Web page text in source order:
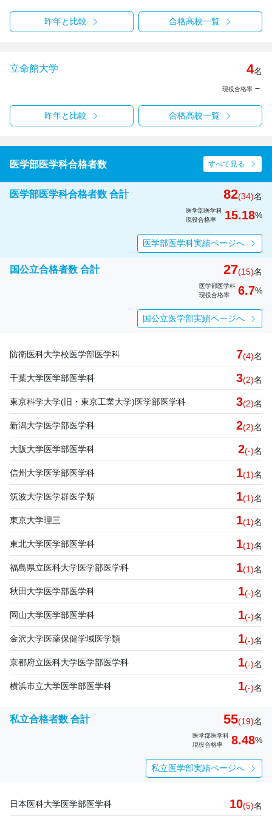
昨年と比較 合格高校一覧
立命館大学 4名
現役合格率 －
昨年と比較 合格高校一覧
医学部医学科合格者数 すべて見る
医学部医学科合格者数 合計 82(34)名
医学部医学科
現役合格率
15.18%
医学部医学科実績ページへ
国公立合格者数 合計 27(15)名
医学部医学科
現役合格率
6.7%
国公立医学部実績ページへ
防衛医科大学校医学部医学科 7(4)名
千葉大学医学部医学科 3(2)名
東京科学大学(旧・東京工業大学)医学部医学科 3(2)名
新潟大学医学部医学科 2(2)名
大阪大学医学部医学科 2(-)名
信州大学医学部医学科 1(1)名
筑波大学医学群医学類 1(1)名
東京大学理三 1(1)名
東北大学医学部医学科 1(1)名
福島県立医科大学医学部医学科 1(1)名
秋田大学医学部医学科 1(-)名
岡山大学医学部医学科 1(-)名
金沢大学医薬保健学域医学類 1(-)名
京都府立医科大学医学部医学科 1(-)名
横浜市立大学医学部医学科 1(-)名
私立合格者数 合計 55(19)名
医学部医学科
現役合格率
8.48%
私立医学部実績ページへ
日本医科大学医学部医学科 10(5)名